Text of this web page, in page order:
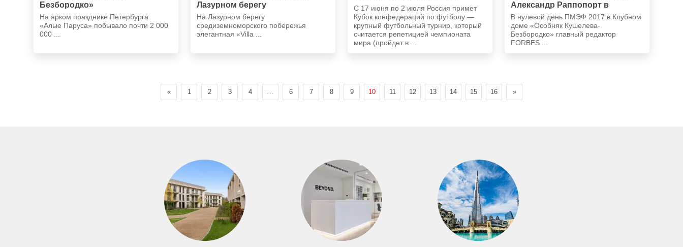
Безбородко»
На ярком празднике Петербурга
«Алые Паруса» побывало почти 2 000
000 ...
Лазурном берегу
На Лазурном берегу
средиземноморского побережья
элегантная «Villa ...
С 17 июня по 2 июля Россия примет
Кубок конфедераций по футболу —
крупный футбольный турнир, который
считается репетицией чемпионата
мира (пройдет в ...
Александр Раппопорт в
Особняке «Кушелева-
Безбородко»
В нулевой день ПМЭФ 2017 в Клубном
доме «Особняк Кушелева-
Безбородко» главный редактор
FORBES ...
« 1 2 3 4 … 6 7 8 9 10 11 12 13 14 15 16 »